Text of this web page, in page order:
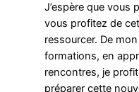
J’espère que vous
vous profitez de
ressourcer. De
formations, en
rencontres, je
préparer cette